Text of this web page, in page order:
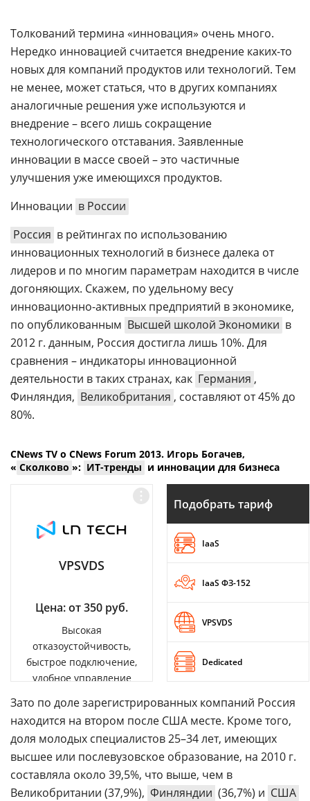
Толкований термина «инновация» очень много.
Нередко инновацией считается внедрение каких-то
новых для компаний продуктов или технологий. Тем
не менее, может статься, что в других компаниях
аналогичные решения уже используются и
внедрение – всего лишь сокращение
технологического отставания. Заявленные
инновации в массе своей – это частичные
улучшения уже имеющихся продуктов.
Инновации в России
Россия в рейтингах по использованию
инновационных технологий в бизнесе далека от
лидеров и по многим параметрам находится в числе
догоняющих. Скажем, по удельному весу
инновационно-активных предприятий в экономике,
по опубликованным Высшей школой Экономики в
2012 г. данным, Россия достигла лишь 10%. Для
сравнения – индикаторы инновационной
деятельности в таких странах, как Германия ,
Финляндия, Великобритания , составляют от 45% до
80%.
CNews TV о CNews Forum 2013. Игорь Богачев,
« Сколково »: ИТ-тренды и инновации для бизнеса
VPSVDS
Цена: от 350 руб.
Высокая
отказоустойчивость,
быстрое подключение,
удобное управление
Подобрать тариф
IaaS
IaaS ФЗ-152
VPSVDS
Dedicated
Зато по доле зарегистрированных компаний Россия
находится на втором после США месте. Кроме того,
доля молодых специалистов 25–34 лет, имеющих
высшее или послевузовское образование, на 2010 г.
составляла около 39,5%, что выше, чем в
Великобритании (37,9%), Финляндии (36,7%) и США